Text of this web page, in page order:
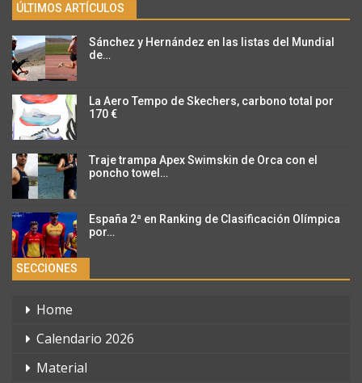
ÚLTIMOS ARTÍCULOS
Sánchez y Hernández en las listas del Mundial
de…
La Aero Tempo de Skechers, carbono total por
170 €
Traje trampa Apex Swimskin de Orca con el
poncho towel…
España 2ª en Ranking de Clasificación Olímpica
por…
SECCIONES
Home
Calendario 2026
Material